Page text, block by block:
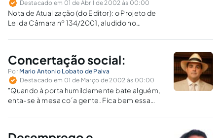
Destacado em 01 de Abril de 2002 às 00:00
Nota de Atualização (do Editor): o Projeto de
Lei da Câmara nº 134/2001, aludido no
em 30/04/2003, em virtude de ter sido
do projeto. Sob a justificativa de…
Concertação social:
Por Mario Antonio Lobato de Paiva
Destacado em 01 de Março de 2002 às 00:00
"Quando à porta humildemente bate alguém,
enta-se à mesa co´a gente. Fica bem essa
desmente. A alegria da pobreza está nesta